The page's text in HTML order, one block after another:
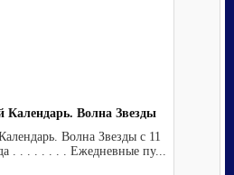
Календарь. Волна Звезды
Волна Звезды с 11
. . . . . . . . Ежедневные пу...